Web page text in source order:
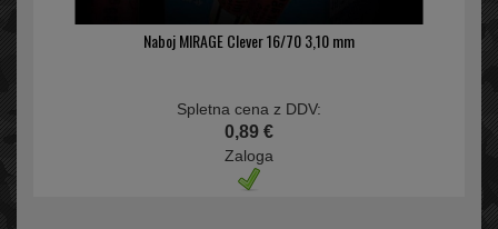
Naboj MIRAGE Clever 16/70 3,10 mm
Spletna cena z DDV:
0,89 €
Zaloga